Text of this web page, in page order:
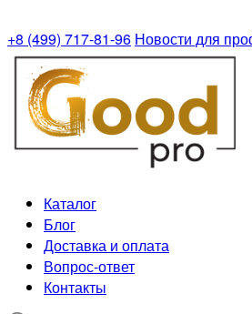
+8 (499) 717-81-96 Новости для
Каталог
Блог
Доставка и оплата
Вопрос-ответ
Контакты